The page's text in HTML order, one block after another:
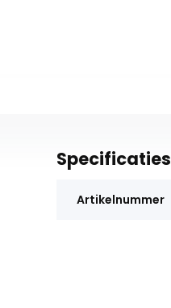
Specificaties
Artikelnummer